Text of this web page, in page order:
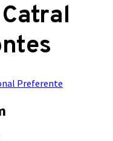
Preferente